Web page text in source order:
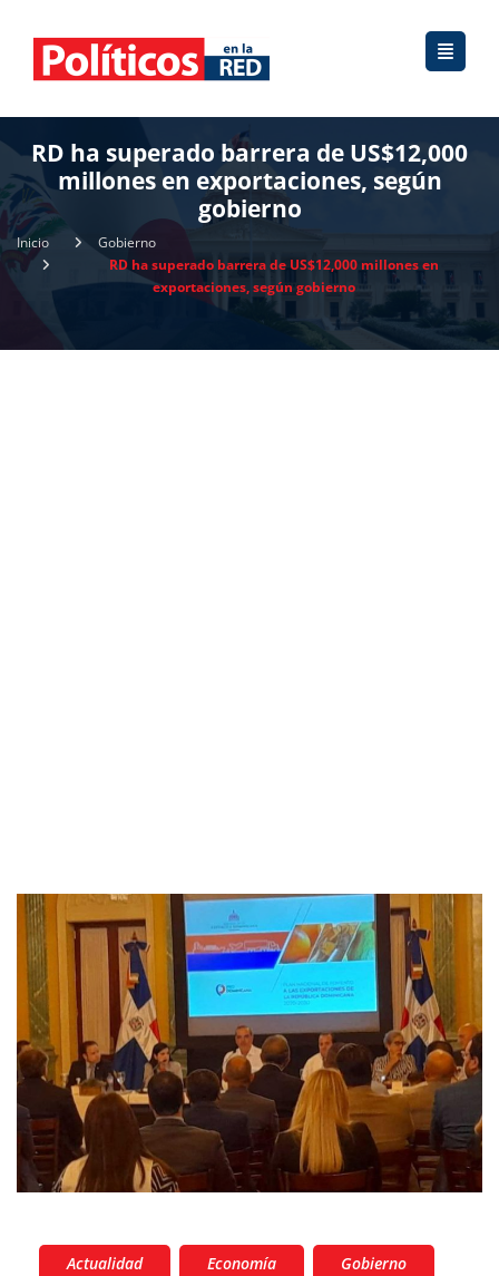
RD ha superado barrera de US$12,000
millones en exportaciones, según
gobierno
Inicio
Gobierno
RD ha superado barrera de US$12,000 millones en
exportaciones, según gobierno
Actualidad Economía Gobierno